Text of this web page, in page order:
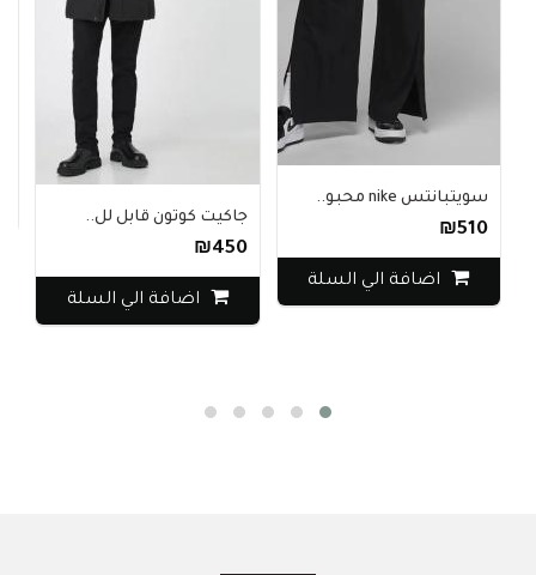
سويتبانتس nike محبو..
₪510
اضافة الي السلة
جاكيت كوتون قابل لل..
₪450
اضافة الي السلة